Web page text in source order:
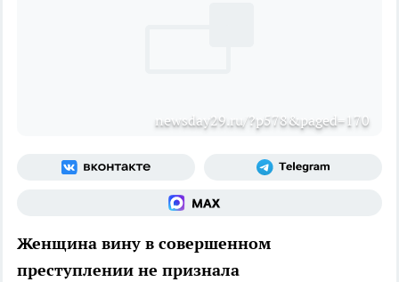
newsday29.ru/?p578&paged=170
Женщина вину в совершенном
преступлении не признала